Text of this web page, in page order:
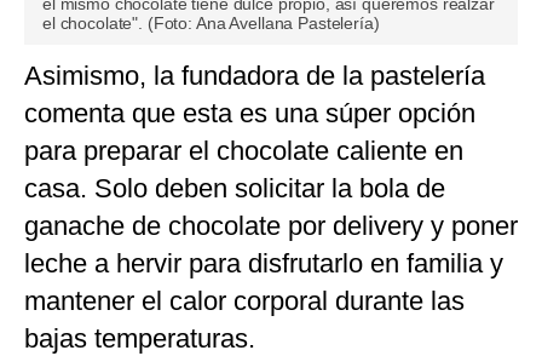
el mismo chocolate tiene dulce propio, así queremos realzar
el chocolate". (Foto: Ana Avellana Pastelería)
Asimismo, la fundadora de la pastelería
comenta que esta es una súper opción
para preparar el chocolate caliente en
casa. Solo deben solicitar la bola de
ganache de chocolate por delivery y poner
leche a hervir para disfrutarlo en familia y
mantener el calor corporal durante las
bajas temperaturas.